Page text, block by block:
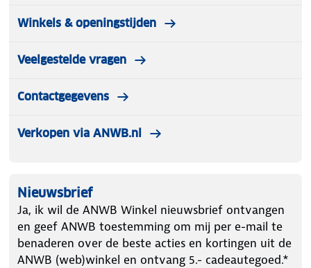
Winkels & openingstijden
Veelgestelde vragen
Contactgegevens
Verkopen via ANWB.nl
Nieuwsbrief
Ja, ik wil de ANWB Winkel nieuwsbrief ontvangen
en geef ANWB toestemming om mij per e-mail te
benaderen over de beste acties en kortingen uit de
ANWB (web)winkel en ontvang 5.- cadeautegoed.*